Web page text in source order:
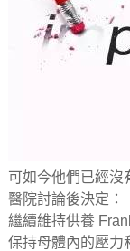
可如今他們已經沒
醫院討論後決定：
繼續維持供養
保持母體內的壓力